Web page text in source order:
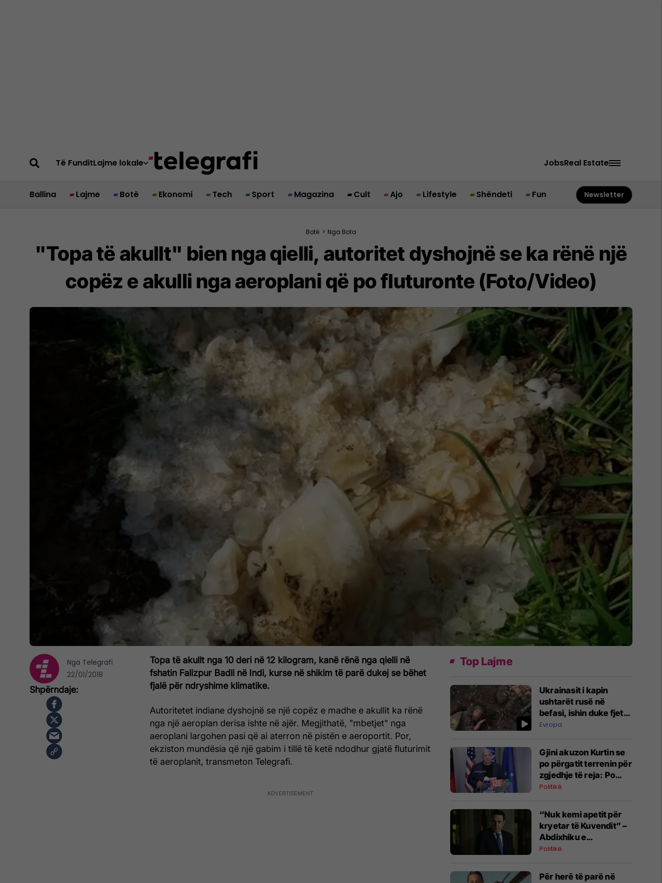
Të FunditLajme lokale JobsReal Estate
Ballina Lajme Botë Ekonomi Tech Sport Magazina Cult Ajo Lifestyle Shëndeti Fun Newsletter
Botë > Nga Bota
"Topa të akullt" bien nga qielli, autoritet dyshojnë se ka rënë një
copëz e akulli nga aeroplani që po fluturonte (Foto/Video)
Topa të akullt nga 10 deri në 12 kilogram, kanë rënë nga qielli në
fshatin Falizpur Badli në Indi, kurse në shikim të parë dukej se bëhet
fjalë për ndryshime klimatike.
Autoritetet indiane dyshojnë se një copëz e madhe e akullit ka rënë
nga një aeroplan derisa ishte në ajër. Megjithatë, "mbetjet" nga
aeroplani largohen pasi që ai aterron në pistën e aeroportit. Por,
ekziston mundësia që një gabim i tillë të ketë ndodhur gjatë fluturimit
të aeroplanit, transmeton Telegrafi.
Nga Telegrafi
22/01/2018
Top Lajme
Ukrainasit i kapin
ushtarët rusë në
befasi, ishin duke fjetur
në strehimoret e
Evropa
Gjini akuzon Kurtin se
po përgatit terrenin për
zgjedhje të reja: Po
manipulon opinionin
Politikë
“Nuk kemi apetit për
kryetar të Kuvendit” –
Abdixhiku e
konsideron si figurë
Politikë
Për herë të parë në